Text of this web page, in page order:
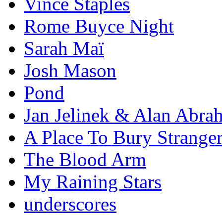
Rome Buyce Night
Sarah Maï
Josh Mason
Pond
Jan Jelinek & Alan
A Place To Bury
The Blood Arm
My Raining Stars
underscores